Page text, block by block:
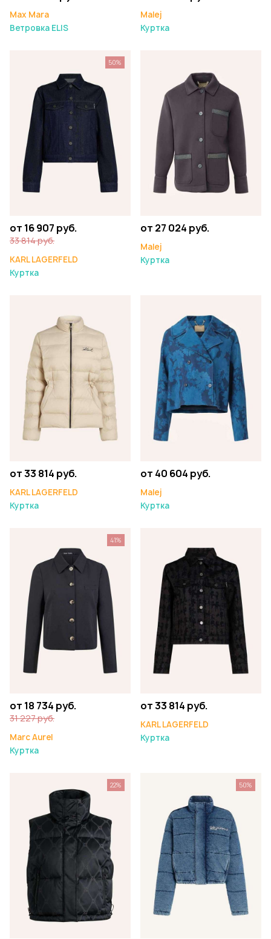
Max Mara
Ветровка ELIS
Malej
Куртка
от 16 907 руб.
33 814 руб.
KARL LAGERFELD
Куртка
50%
от 27 024 руб.
Malej
Куртка
от 33 814 руб.
KARL LAGERFELD
Куртка
от 40 604 руб.
Malej
Куртка
от 18 734 руб.
31 227 руб.
Marc Aurel
Куртка
41%
от 33 814 руб.
KARL LAGERFELD
Куртка
22% 50%